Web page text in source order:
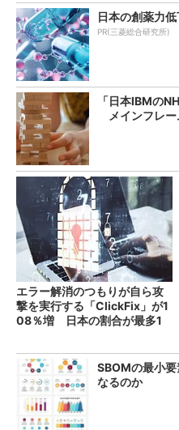
日本の創薬力
PR(三菱総合研究所)
「日本IBMの
メインフレー
エラー解消のつもりが自ら攻
撃を実行する「ClickFix」が1
08％増 日本の割合が最多1
SBOMの最小
なるのか